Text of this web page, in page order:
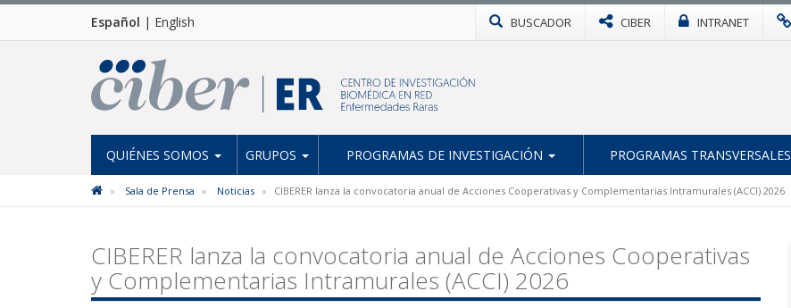
Español | English BUSCADOR CIBER INTRANET
QUIÉNES SOMOS GRUPOS PROGRAMAS DE INVESTIGACIÓN PROGRAMAS TRANSVERSALES
Sala de Prensa Noticias CIBERER lanza la convocatoria anual de Acciones Cooperativas y Complementarias Intramurales (ACCI) 2026
CIBERER lanza la convocatoria anual de Acciones Cooperativas
y Complementarias Intramurales (ACCI) 2026